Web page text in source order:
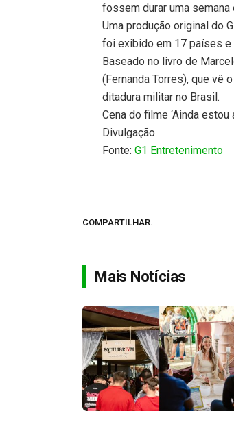
fossem durar uma semana
Uma produção original do
foi exibido em 17 países e
Baseado no livro de
(Fernanda Torres), que vê
ditadura militar no Brasil.
Cena do filme ‘Ainda estou
Divulgação
Fonte:G1 Entretenimento
COMPARTILHAR.
Mais Notícias